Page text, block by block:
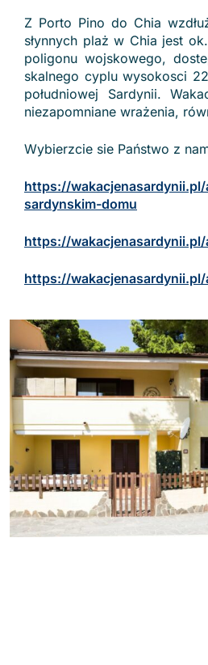
Z Porto Pino do Chia
słynnych plaż w Chia jest
poligonu wojskowego,
skalnego cyplu wysokosci
południowej Sardynii.
niezapomniane wrażenia,
Wybierzcie sie Państwo z
https://
sardynskim-domu
https://
https://